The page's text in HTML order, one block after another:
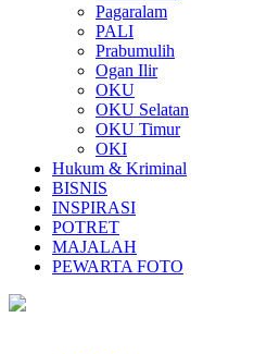
Pagaralam
PALI
Prabumulih
Ogan Ilir
OKU
OKU Selatan
OKU Timur
OKI
Hukum & Kriminal
BISNIS
INSPIRASI
POTRET
MAJALAH
PEWARTA FOTO